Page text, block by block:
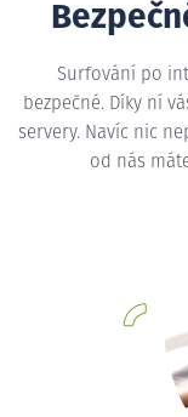
Surfování po
bezpečné. Díky ní
servery. Navíc nic
od nás